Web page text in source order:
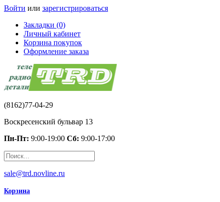
Войти или зарегистрироваться
Закладки (0)
Личный кабинет
Корзина покупок
Оформление заказа
(8162)77-04-29
Воскресенский бульвар 13
Пн-Пт: 9:00-19:00 Сб: 9:00-17:00
sale@trd.novline.ru
Корзина